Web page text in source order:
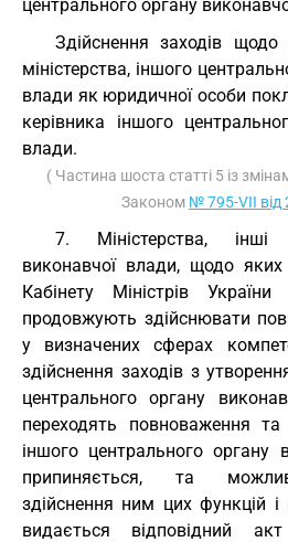
центрального органу
Здійснення заходів щодо
міністерства, іншого
влади як юридичної особи
керівника іншого
влади.
( Частина шоста статті 5 із
Законом № 795-VII від
7. Міністерства, інші
виконавчої влади, щодо
Кабінету Міністрів
продовжують здійснювати
у визначених сферах
здійснення заходів з
центрального органу
переходять повноваження та
іншого центрального органу
припиняється, та
здійснення ним цих функцій
видається відповідний акт